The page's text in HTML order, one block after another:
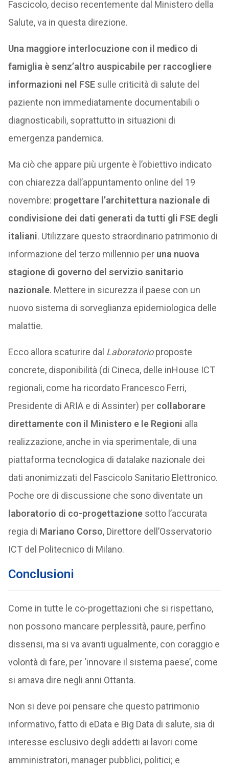
Fascicolo, deciso recentemente dal Ministero della
Salute, va in questa direzione.
Una maggiore interlocuzione con il medico di
famiglia è senz’altro auspicabile per raccogliere
informazioni nel FSEsulle criticità di salute del
paziente non immediatamente documentabili o
diagnosticabili, soprattutto in situazioni di
emergenza pandemica.
Ma ciò che appare più urgente è l’obiettivo indicato
con chiarezza dall’appuntamento online del 19
novembre: progettare l’architettura nazionale di
condivisione dei dati generati da tutti gli FSE degli
italiani. Utilizzare questo straordinario patrimonio di
informazione del terzo millennio per una nuova
stagione di governo del servizio sanitario
nazionale. Mettere in sicurezza il paese con un
nuovo sistema di sorveglianza epidemiologica delle
malattie.
Ecco allora scaturire dal Laboratorioproposte
concrete, disponibilità (di Cineca, delle inHouse ICT
regionali, come ha ricordato Francesco Ferri,
Presidente di ARIA e di Assinter) per collaborare
direttamente con il Ministero e le Regioni alla
realizzazione, anche in via sperimentale, di una
piattaforma tecnologica di datalake nazionale dei
dati anonimizzati del Fascicolo Sanitario Elettronico.
Poche ore di discussione che sono diventate un
laboratorio di co-progettazionesotto l’accurata
regia di Mariano Corso, Direttore dell’Osservatorio
ICT del Politecnico di Milano.
Conclusioni
Come in tutte le co-progettazioni che si rispettano,
non possono mancare perplessità, paure, perfino
dissensi, ma si va avanti ugualmente, con coraggio e
volontà di fare, per ‘innovare il sistema paese’, come
si amava dire negli anni Ottanta.
Non si deve poi pensare che questo patrimonio
informativo, fatto di eData e Big Data di salute, sia di
interesse esclusivo degli addetti ai lavori come
amministratori, manager pubblici, politici; e